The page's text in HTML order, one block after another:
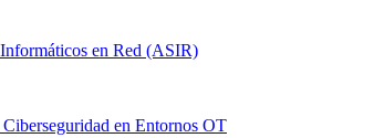
en Red (ASIR)
en Entornos OT